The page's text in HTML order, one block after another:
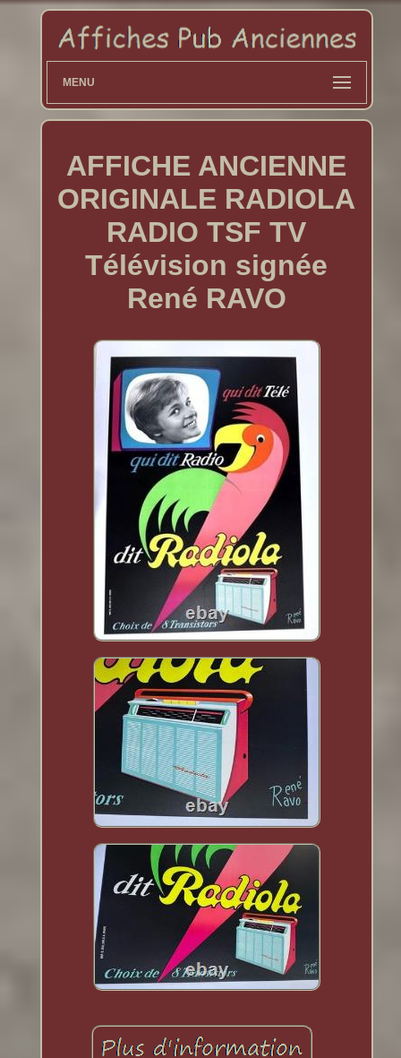
MENU
AFFICHE ANCIENNE
ORIGINALE RADIOLA
RADIO TSF TV
Télévision signée
René RAVO